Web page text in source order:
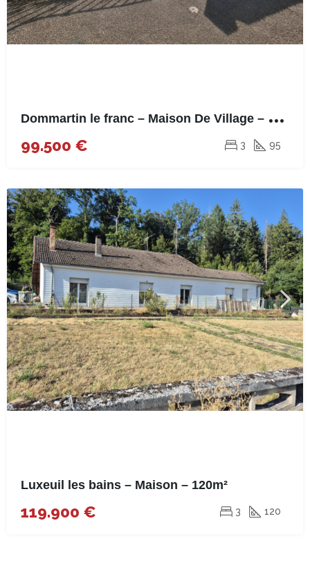
D
ommartin le franc – Maison De Village – 95m²
99.500 € 3 95
Luxeuil les bains – Maison – 120m²
119.900 € 3 120